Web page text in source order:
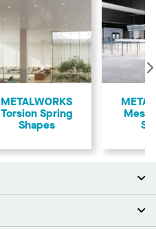
METALWORKS
Torsion Spring
Shapes
Mesh